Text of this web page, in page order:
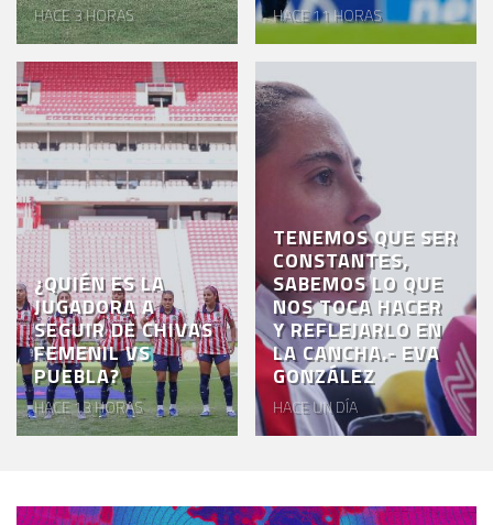
HACE 3 HORAS HACE 11 HORAS
¿QUIÉN ES LA
JUGADORA A
SEGUIR DE CHIVAS
FEMENIL VS
PUEBLA?
HACE 13 HORAS
TENEMOS QUE SER
CONSTANTES,
SABEMOS LO QUE
NOS TOCA HACER
Y REFLEJARLO EN
LA CANCHA.- EVA
GONZÁLEZ
HACE UN DÍA